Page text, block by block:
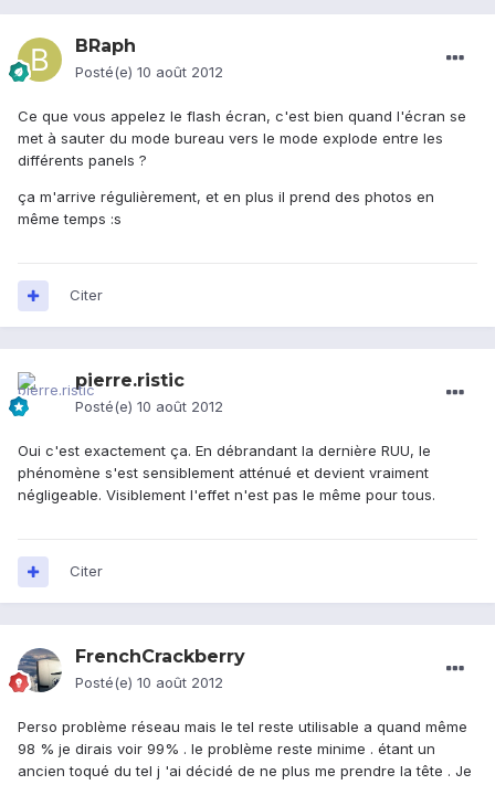
BRaph
Posté(e) 10 août 2012
Ce que vous appelez le flash écran, c'est bien quand l'écran se
met à sauter du mode bureau vers le mode explode entre les
différents panels ?
ça m'arrive régulièrement, et en plus il prend des photos en
même temps :s
Citer
pierre.ristic
Posté(e) 10 août 2012
Oui c'est exactement ça. En débrandant la dernière RUU, le
phénomène s'est sensiblement atténué et devient vraiment
négligeable. Visiblement l'effet n'est pas le même pour tous.
Citer
FrenchCrackberry
Posté(e) 10 août 2012
Perso problème réseau mais le tel reste utilisable a quand même
98 % je dirais voir 99% . le problème reste minime . étant un
ancien toqué du tel j 'ai décidé de ne plus me prendre la tête . Je